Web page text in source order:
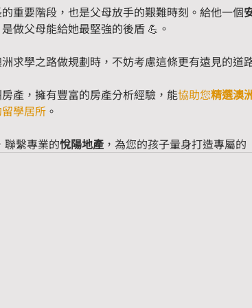
重要階段，也是父母放手的艱難時刻。給他一個
做父母能給她最堅強的後盾 💪。
求學之路做規劃時，不妨考慮這條更有遠見的道
產，擁有豐富的房產分析經驗，能協助您精選澳
學居所 。
聯繫專業的悅陽地產 ，為您的孩子量身打造專屬